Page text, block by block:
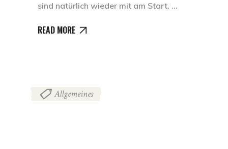
sind natürlich wieder mit am Start.
READ MORE
Allgemeines